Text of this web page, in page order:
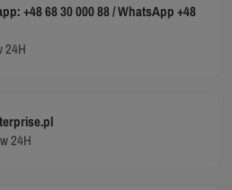
+48 68 30 000 88 / WhatsApp +48
24H
24H